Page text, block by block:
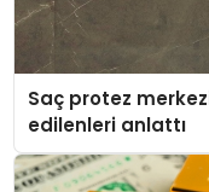
Saç protez
edilenleri anlattı